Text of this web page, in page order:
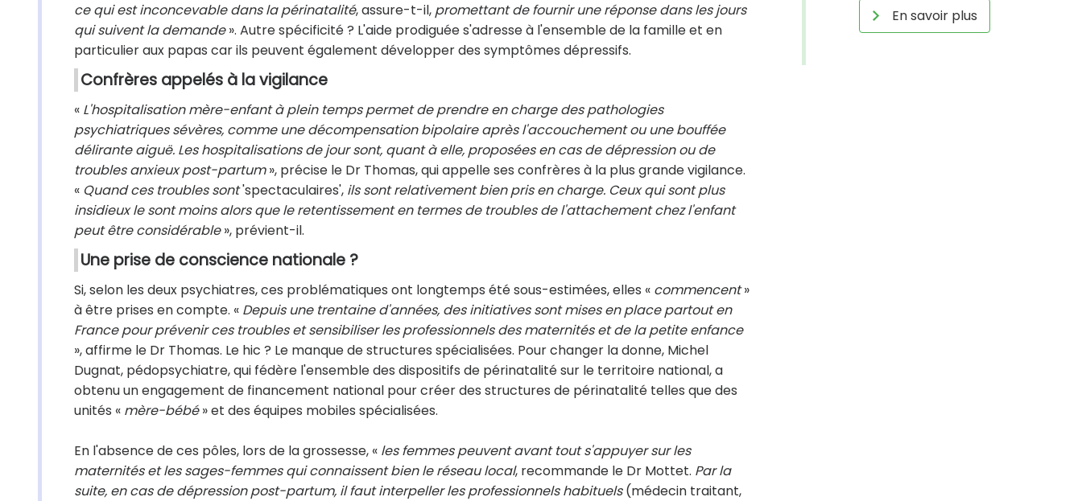
ce qui est inconcevable dans la périnatalité, assure-t-il, promettant de fournir une réponse dans les jours
qui suivent la demande». Autre spécificité ? L'aide prodiguée s'adresse à l'ensemble de la famille et en
particulier aux papas car ils peuvent également développer des symptômes dépressifs.
Confrères appelés à la vigilance
« L'hospitalisation mère-enfant à plein temps permet de prendre en charge des pathologies
psychiatriques sévères, comme une décompensation bipolaire après l'accouchement ou une bouffée
délirante aiguë. Les hospitalisations de jour sont, quant à elle, proposées en cas de dépression ou de
troubles anxieux post-partum», précise le Dr Thomas, qui appelle ses confrères à la plus grande vigilance.
« Quand ces troubles sont'spectaculaires', ils sont relativement bien pris en charge. Ceux qui sont plus
insidieux le sont moins alors que le retentissement en termes de troubles de l'attachement chez l'enfant
peut être considérable», prévient-il.
Une prise de conscience nationale ?
Si, selon les deux psychiatres, ces problématiques ont longtemps été sous-estimées, elles « commencent»
à être prises en compte. « Depuis une trentaine d'années, des initiatives sont mises en place partout en
France pour prévenir ces troubles et sensibiliser les professionnels des maternités et de la petite enfance
», affirme le Dr Thomas. Le hic ? Le manque de structures spécialisées. Pour changer la donne, Michel
Dugnat, pédopsychiatre, qui fédère l'ensemble des dispositifs de périnatalité sur le territoire national, a
obtenu un engagement de financement national pour créer des structures de périnatalité telles que des
unités « mère-bébé» et des équipes mobiles spécialisées.
En l'absence de ces pôles, lors de la grossesse, « les femmes peuvent avant tout s'appuyer sur les
maternités et les sages-femmes qui connaissent bien le réseau local, recommande le Dr Mottet. Par la
suite, en cas de dépression post-partum, il faut interpeller les professionnels habituels(médecin traitant,
En savoir plus